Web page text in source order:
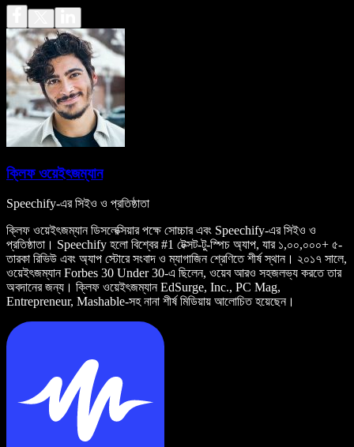
ক্লিফ ওয়েইৎজম্যান
Speechify-এর সিইও ও প্রতিষ্ঠাতা
ক্লিফ ওয়েইৎজম্যান ডিসলেক্সিয়ার পক্ষে সোচ্চার এবং Speechify-এর সিইও ও
প্রতিষ্ঠাতা। Speechify হলো বিশ্বের #1 টেক্সট-টু-স্পিচ অ্যাপ, যার ১,০০,০০০+ ৫-
তারকা রিভিউ এবং অ্যাপ স্টোরে সংবাদ ও ম্যাগাজিন শ্রেণিতে শীর্ষ স্থান। ২০১৭ সালে,
ওয়েইৎজম্যান Forbes 30 Under 30-এ ছিলেন, ওয়েব আরও সহজলভ্য করতে তার
অবদানের জন্য। ক্লিফ ওয়েইৎজম্যান EdSurge, Inc., PC Mag,
Entrepreneur, Mashable-সহ নানা শীর্ষ মিডিয়ায় আলোচিত হয়েছেন।